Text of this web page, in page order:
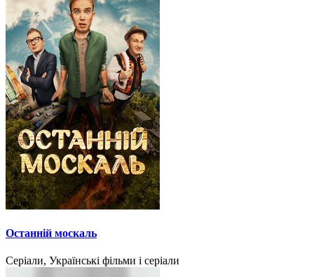
Останній москаль
Серіали, Українські фільми і серіали